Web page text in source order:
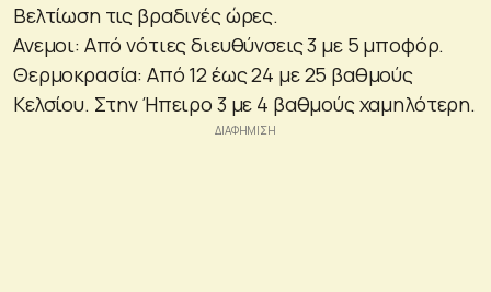
Βελτίωση τις βραδινές ώρες.
Ανεμοι: Από νότιες διευθύνσεις 3 με 5 μποφόρ.
Θερμοκρασία: Από 12 έως 24 με 25 βαθμούς
Κελσίου. Στην Ήπειρο 3 με 4 βαθμούς χαμηλότερη.